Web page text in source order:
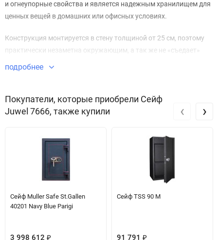
и огнеупорные свойства и является надежным хранилищем для
ценных вещей в домашних или офисных условиях.
Конструкция монтируется в стену толщиной от 25 см, поэтому
практически незаметна окружающим, а так же не «съедает»
дополнительное пространство. Поверхность окрашена
Каркас сварен из прочной тугоплавкой стали. Дверь имеет
мм и крепится на внутренние петли. Замок электронный
кодовый, известной итальянской фирмы Sercas.
подробнее
Покупатели, которые приобрели Сейф
Juwel 7666, также купили
Сейф Muller Safe St.Gallen
40201 Navy Blue Parigi
3 998 612 ₽
Сейф TSS 90 M
91 791 ₽
‹ ›